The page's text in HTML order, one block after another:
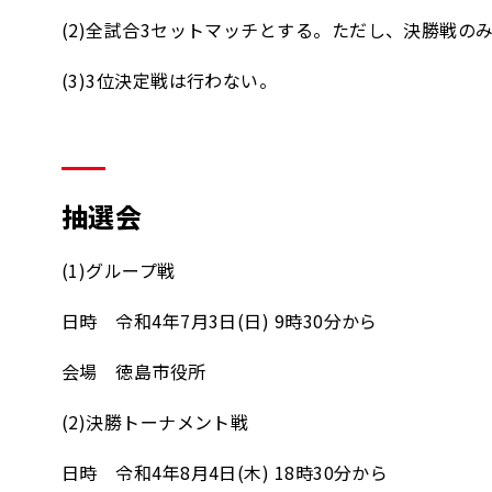
(2)全試合3セットマッチとする。ただし、決勝戦の
(3)3位決定戦は行わない。
抽選会
(1)グループ戦
日時 令和4年7月3日(日) 9時30分から
会場 徳島市役所
(2)決勝トーナメント戦
日時 令和4年8月4日(木) 18時30分から